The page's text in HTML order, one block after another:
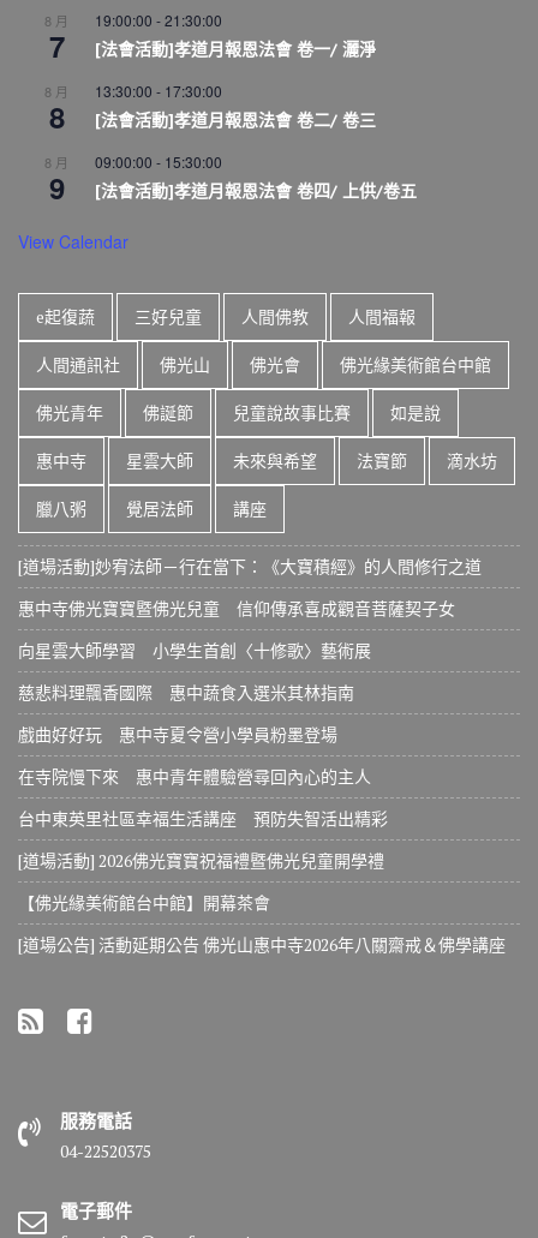
8 月
7
19:00:00 -21:30:00
[法會活動]孝道月報恩法會 卷一/ 灑淨
8 月
8
13:30:00 - 17:30:00
[法會活動]孝道月報恩法會 卷二/ 卷三
8 月
9
09:00:00 - 15:30:00
[法會活動]孝道月報恩法會 卷四/ 上供/卷五
View Calendar
e起復蔬 三好兒童 人間佛教 人間福報
人間通訊社 佛光山 佛光會 佛光緣美術館台中館
佛光青年 佛誕節 兒童說故事比賽 如是說
惠中寺 星雲大師 未來與希望 法寶節 滴水坊
臘八粥 覺居法師 講座
[道場活動]妙宥法師－行在當下：《大寶積經》的人間修行之道
惠中寺佛光寶寶暨佛光兒童 信仰傳承喜成觀音菩薩契子女
向星雲大師學習 小學生首創〈十修歌〉藝術展
慈悲料理飄香國際 惠中蔬食入選米其林指南
戲曲好好玩 惠中寺夏令營小學員粉墨登場
在寺院慢下來 惠中青年體驗營尋回內心的主人
台中東英里社區幸福生活講座 預防失智活出精彩
[道場活動] 2026佛光寶寶祝福禮暨佛光兒童開學禮
【佛光緣美術館台中館】開幕茶會
[道場公告] 活動延期公告 佛光山惠中寺2026年八關齋戒＆佛學講座
服務電話
04-22520375
電子郵件